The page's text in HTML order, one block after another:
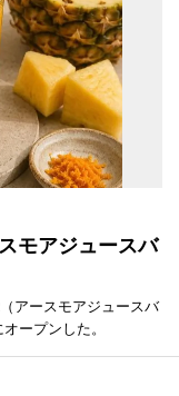
モアジュースバ
アースモアジュースバ
ープンした。